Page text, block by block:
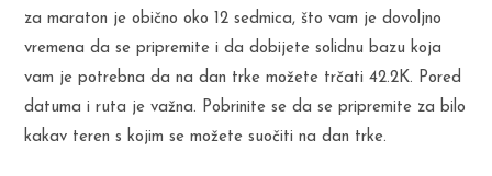
za maraton je obično oko 12 sedmica, što vam je dovoljno
vremena da se pripremite i da dobijete solidnu bazu koja
vam je potrebna da na dan trke možete trčati 42.2K. Pored
datuma i ruta je važna. Pobrinite se da se pripremite za bilo
kakav teren s kojim se možete suočiti na dan trke.